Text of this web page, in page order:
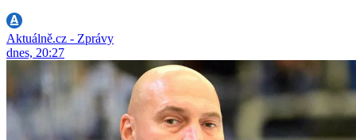
Aktuálně.cz - Zprávy
dnes, 20:27